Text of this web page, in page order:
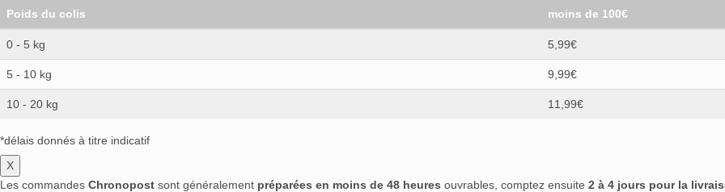
Poids du colis moins de 100€
0 - 5 kg 5,99€
5 - 10 kg 9,99€
10 - 20 kg 11,99€
*délais donnés à titre indicatif
X
Les commandes Chronopost sont généralement préparées en moins de 48 heures ouvrables, comptez ensuite 2 à 4 jours pour la